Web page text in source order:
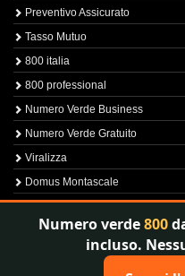
Preventivo Assicurato
Tasso Mutuo
800 italia
800 professional
Numero Verde Business
Numero Verde Gratuito
Viralizza
Domus Montascale
Sprint800
Verfica Numero Verde
Numero verde800
incluso.